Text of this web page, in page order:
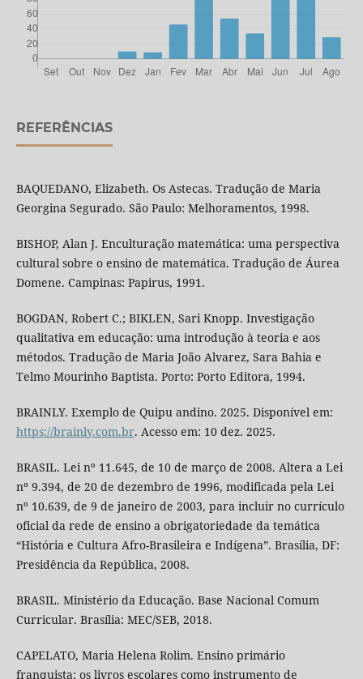
REFERÊNCIAS
BAQUEDANO, Elizabeth. Os Astecas. Tradução de Maria
Georgina Segurado. São Paulo: Melhoramentos, 1998.
BISHOP, Alan J. Enculturação matemática: uma perspectiva
cultural sobre o ensino de matemática. Tradução de Áurea
Domene. Campinas: Papirus, 1991.
BOGDAN, Robert C.; BIKLEN, Sari Knopp. Investigação
qualitativa em educação: uma introdução à teoria e aos
métodos. Tradução de Maria João Alvarez, Sara Bahia e
Telmo Mourinho Baptista. Porto: Porto Editora, 1994.
BRAINLY. Exemplo de Quipu andino. 2025. Disponível em:
https://brainly.com.br. Acesso em: 10 dez. 2025.
BRASIL. Lei nº 11.645, de 10 de março de 2008. Altera a Lei
nº 9.394, de 20 de dezembro de 1996, modificada pela Lei
nº 10.639, de 9 de janeiro de 2003, para incluir no currículo
oficial da rede de ensino a obrigatoriedade da temática
“História e Cultura Afro-Brasileira e Indígena”. Brasília, DF:
Presidência da República, 2008.
BRASIL. Ministério da Educação. Base Nacional Comum
Curricular. Brasília: MEC/SEB, 2018.
CAPELATO, Maria Helena Rolim. Ensino primário
franquista: os livros escolares como instrumento de